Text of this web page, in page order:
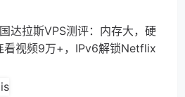
达拉斯VPS测评：内存大，硬
看视频9万+，IPv6解锁Netflix